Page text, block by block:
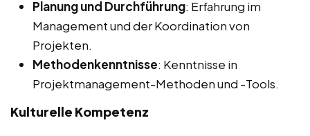
Planung und Durchführung: Erfahrung im
Management und der Koordination von
Projekten.
Methodenkenntnisse: Kenntnisse in
Projektmanagement-Methoden und -Tools.
Kulturelle Kompetenz